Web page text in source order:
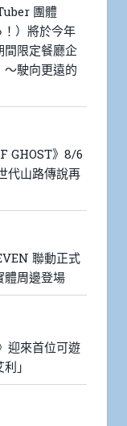
團體
）將於今年
間限定餐廳企
駛向更遠的
GHOST》8/6
代山路傳說再
聯動正式
體周邊登場
迎來首位可遊
」